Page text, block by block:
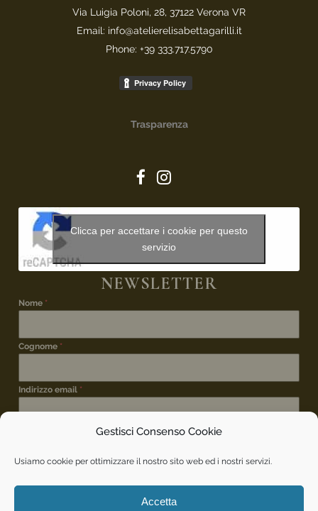
Gestisci Consenso Cookie
Usiamo cookie per ottimizzare il nostro sito web ed i nostri servizi.
Accetta
Via Luigia Poloni, 28, 37122 Verona VR
Email: info@atelierelisabettagarilli.it
Phone: +39 333.717.5790
Trasparenza
Clicca per accettare i cookie per questo
servizio
NEWSLETTER
Nome *
Cognome *
Indirizzo email *
ISCRIZIONE NEWSLETTER*
aggiornato sui vostri eventi.